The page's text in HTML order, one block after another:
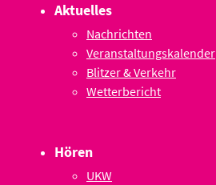
Aktuelles
Nachrichten
Veranstaltungskalender
Blitzer & Verkehr
Wetterbericht
Hören
UKW